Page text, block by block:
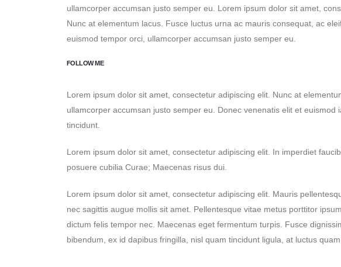
ullamcorper accumsan justo semper eu. Lorem ipsum dolor sit amet,
Nunc at elementum lacus. Fusce luctus urna ac mauris consequat, ac
euismod tempor orci, ullamcorper accumsan justo semper eu.
FOLLOW ME
Lorem ipsum dolor sit amet, consectetur adipiscing elit. Nunc at
ullamcorper accumsan justo semper eu. Donec venenatis elit et
tincidunt.
Lorem ipsum dolor sit amet, consectetur adipiscing elit. In imperdiet
posuere cubilia Curae; Maecenas risus dui.
Lorem ipsum dolor sit amet, consectetur adipiscing elit. Mauris
nec sagittis augue mollis sit amet. Pellentesque vitae metus porttitor
dictum felis tempor nec. Maecenas eget fermentum turpis. Fusce
bibendum, ex id dapibus fringilla, nisl quam tincidunt ligula, at luctus